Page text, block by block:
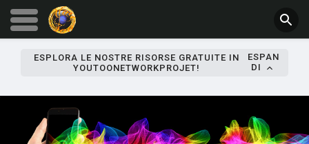
ESPLORA LE NOSTRE RISORSE GRATUITE IN
YOUTOONETWORKPROJET!
ESPAN
DI